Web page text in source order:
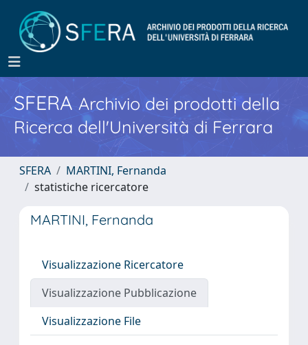
SFERA Archivio dei prodotti della
Ricerca dell'Università di Ferrara
SFERA
MARTINI, Fernanda
statistiche ricercatore
MARTINI, Fernanda
Visualizzazione Ricercatore
Visualizzazione Pubblicazione
Visualizzazione File